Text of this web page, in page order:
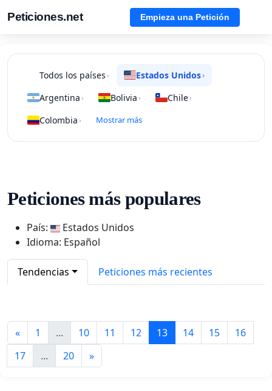
Peticiones.net Empieza una Petición
Todos los países › Estados Unidos›
Argentina › Bolivia › Chile›
Colombia › Mostrar más
Peticiones más populares
País:
Estados Unidos
Idioma: Español
Tendencias Peticiones más recientes
« 1 ... 10 11 12 13 14 15
16
17
... 20 »